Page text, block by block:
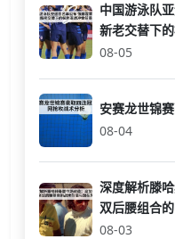
中国游泳队
新老交替下
08-05
安赛龙世锦
08-04
深度解析滕
双后腰组合
08-03